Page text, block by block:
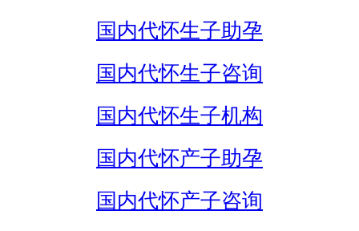
国内代怀生子助孕
国内代怀生子咨询
国内代怀生子机构
国内代怀产子助孕
国内代怀产子咨询